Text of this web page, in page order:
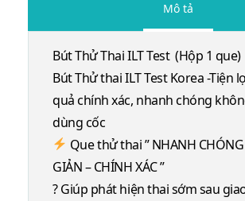
Mô tả
Bút Thử Thai ILT Test (Hộp 1 que)
Bút Thử thai ILT Test Korea -Tiện
quả chính xác, nhanh chóng
dùng cốc
Que thử thai ” NHANH
GIẢN – CHÍNH XÁC ”
? Giúp phát hiện thai sớm sau